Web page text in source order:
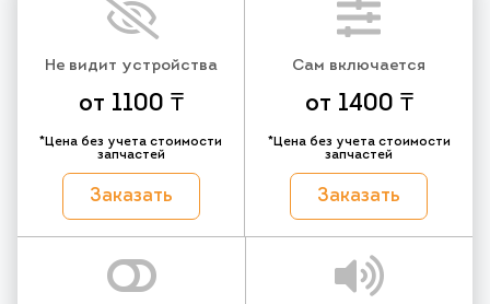
Не видит устройства
от 1100 ₸
*Цена без учета стоимости
запчастей
Заказать
Сам включается
от 1400 ₸
*Цена без учета стоимости
запчастей
Заказать